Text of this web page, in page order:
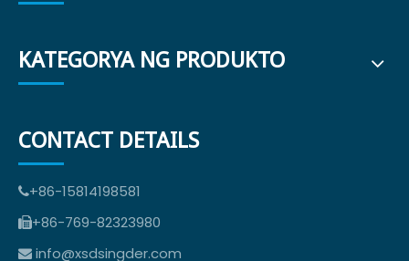
KATEGORYA NG PRODUKTO
CONTACT DETAILS
+86-15814198581
+86-769-82323980
 info@xsdsingder.com